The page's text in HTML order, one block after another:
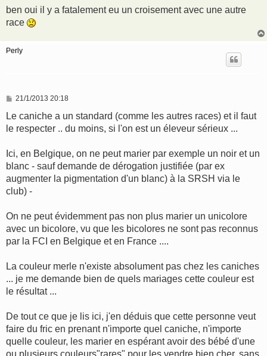
ben oui il y a fatalement eu un croisement avec une autre
race
Perly
M
s
a
e
21/1/2013 20:18
Le caniche a un standard (comme les autres races) et il faut
le respecter .. du moins, si l'on est un éleveur sérieux ...
Ici, en Belgique, on ne peut marier par exemple un noir et un
blanc - sauf demande de dérogation justifiée (par ex
augmenter la pigmentation d'un blanc) à la SRSH via le
club) -
On ne peut évidemment pas non plus marier un unicolore
avec un bicolore, vu que les bicolores ne sont pas reconnus
par la FCI en Belgique et en France ....
La couleur merle n'existe absolument pas chez les caniches
... je me demande bien de quels mariages cette couleur est
le résultat ...
De tout ce que je lis ici, j'en déduis que cette personne veut
faire du fric en prenant n'importe quel caniche, n'importe
quelle couleur, les marier en espérant avoir des bébé d'une